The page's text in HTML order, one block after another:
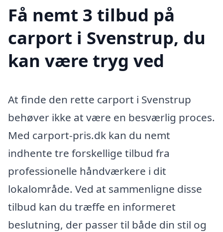
Få nemt 3 tilbud på
carport i Svenstrup, du
kan være tryg ved
At finde den rette carport i Svenstrup
behøver ikke at være en besværlig proces.
Med carport-pris.dk kan du nemt
indhente tre forskellige tilbud fra
professionelle håndværkere i dit
lokalområde. Ved at sammenligne disse
tilbud kan du træffe en informeret
beslutning, der passer til både din stil og